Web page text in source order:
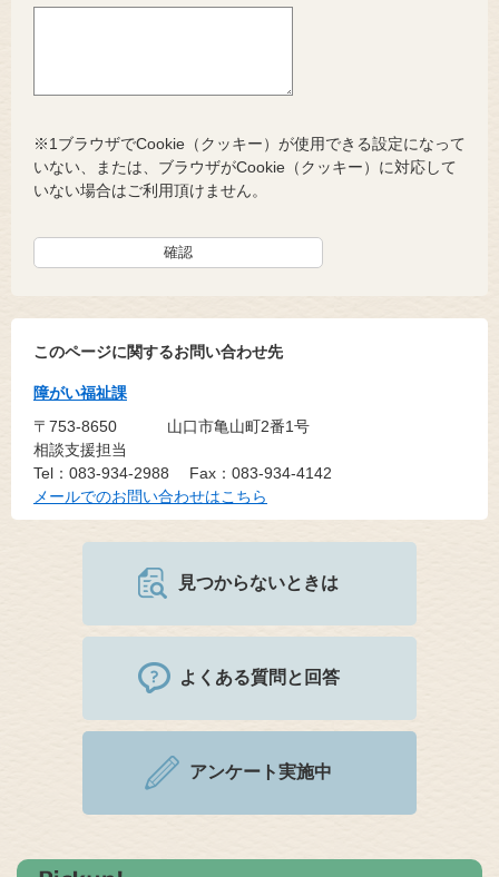
※1ブラウザでCookie（クッキー）が使用できる設定になって
いない、または、ブラウザがCookie（クッキー）に対応して
いない場合はご利用頂けません。
このページに関するお問い合わせ先
障がい福祉課
〒753-8650
山口市亀山町2番1号
相談支援担当
Tel：083-934-2988
Fax：083-934-4142
メールでのお問い合わせはこちら
見つからないときは
よくある質問と回答
アンケート実施中